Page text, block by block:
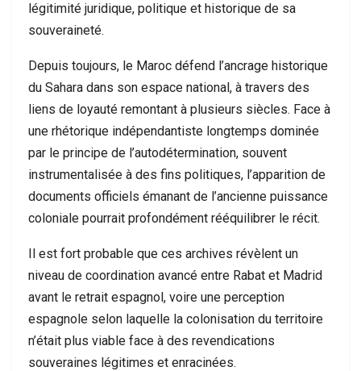
légitimité juridique, politique et historique de sa
souveraineté.
Depuis toujours, le Maroc défend l’ancrage historique
du Sahara dans son espace national, à travers des
liens de loyauté remontant à plusieurs siècles. Face à
une rhétorique indépendantiste longtemps dominée
par le principe de l’autodétermination, souvent
instrumentalisée à des fins politiques, l’apparition de
documents officiels émanant de l’ancienne puissance
coloniale pourrait profondément rééquilibrer le récit.
Il est fort probable que ces archives révèlent un
niveau de coordination avancé entre Rabat et Madrid
avant le retrait espagnol, voire une perception
espagnole selon laquelle la colonisation du territoire
n’était plus viable face à des revendications
souveraines légitimes et enracinées.